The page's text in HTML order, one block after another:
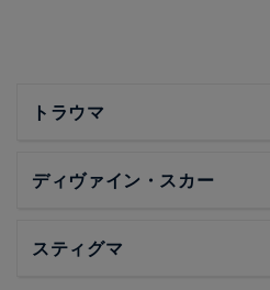
トラウマ
ディヴァイン・スカー
スティグマ